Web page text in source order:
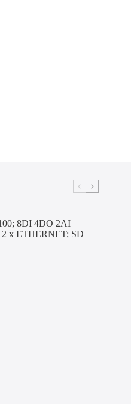
8DI 4DO 2AI
x ETHERNET; SD